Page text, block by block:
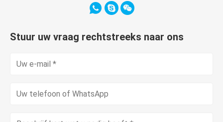
Stuur uw vraag rechtstreeks naar ons